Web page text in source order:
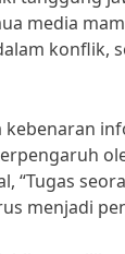
media
konflik,
“Tugas
menjadi